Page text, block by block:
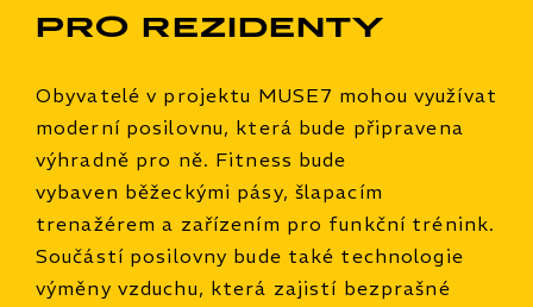
pro rezidenty
Obyvatelé v projektu MUSE7 mohou využívat
moderní posilovnu, která bude připravena
výhradně pro ně. Fitness bude
vybaven běžeckými pásy, šlapacím
trenažérem a zařízením pro funkční trénink.
Součástí posilovny bude také technologie
výměny vzduchu, která zajistí bezprašné